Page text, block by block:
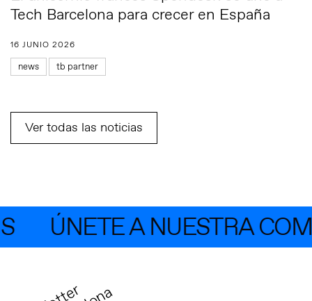
Tech Barcelona para crecer en España
16 JUNIO 2026
news tb partner
Ver todas las noticias
ÚNETE A NUESTRA